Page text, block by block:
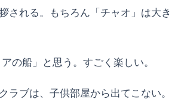
される。もちろん「チャオ」は大き
の船」と思う。すごく楽しい。
ラブは、子供部屋から出てこない。